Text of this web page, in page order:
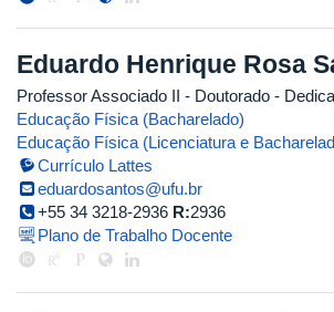
Eduardo Henrique Rosa
Professor Associado II - Doutorado -
Educação Física (Bacharelado)
Educação Física (Licenciatura e
Currículo Lattes
eduardosantos@ufu.br
+55 34 3218-2936 R:2936
Plano de Trabalho Docente